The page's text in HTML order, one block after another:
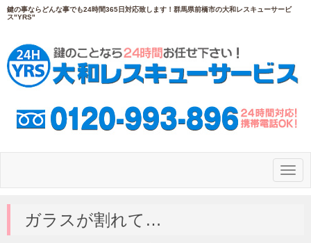
鍵の事ならどんな事でも24時間365日対応致します！群馬県前橋市の大和レスキューサービ
ス"YRS"
N
a
ガラスが割れて…